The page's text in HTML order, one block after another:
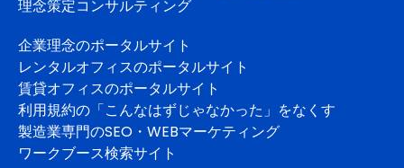
理念策定コンサルティング
企業理念のポータルサイト
レンタルオフィスのポータルサイト
賃貸オフィスのポータルサイト
利用規約の「こんなはずじゃなかった」をなくす
製造業専門のSEO・WEBマーケティング
ワークブース検索サイト